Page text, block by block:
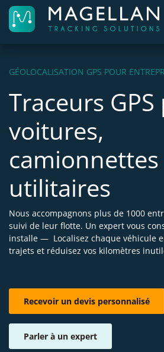
Se rendre au contenu
GÉOLOCALISATION GPS POUR
Traceurs
voitures,
utilitaires
Nous accompagnons plus de 1000
suivi de leur flotte. Un expert vous
installe — Localisez chaque véhicule
trajets et réduisez vos kilomètres
Recevoir un devis perso​​nnalisé
Parler à un expert